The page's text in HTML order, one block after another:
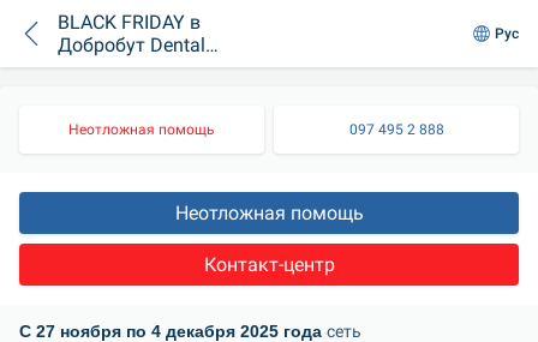
BLACK FRIDAY в
Добробут Dental
Clinic: -15% на
Рус
Неотложная помощь 097 495 2 888
Неотложная помощь
Контакт-центр
С 27 ноября по 4 декабря 2025 года сеть